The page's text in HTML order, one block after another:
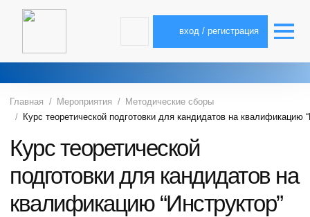
вход / регистрация
Главная Мероприятия
Методические сборы
Курс теоретической подготовки для кандидатов на квалификацию
Курс теоретической
подготовки для кандидатов на
квалификацию “Инструктор”